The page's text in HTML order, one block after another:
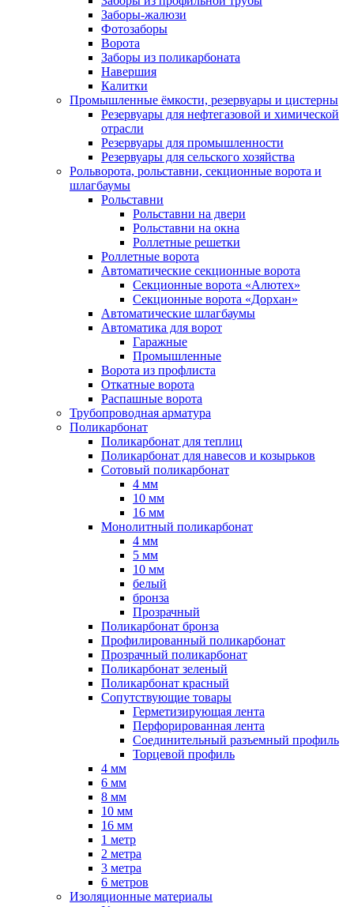
Заборы-жалюзи
Фотозаборы
Ворота
Заборы из поликарбоната
Навершия
Калитки
Промышленные ёмкости, резервуары и цистерны
Резервуары для нефтегазовой и химической
отрасли
Резервуары для промышленности
Резервуары для сельского хозяйства
Рольворота, рольставни, секционные ворота и
шлагбаумы
Рольставни
Рольставни на двери
Рольставни на окна
Роллетные решетки
Роллетные ворота
Автоматические секционные ворота
Секционные ворота «Алютех»
Секционные ворота «Дорхан»
Автоматические шлагбаумы
Автоматика для ворот
Гаражные
Промышленные
Ворота из профлиста
Откатные ворота
Распашные ворота
Трубопроводная арматура
Поликарбонат
Поликарбонат для теплиц
Поликарбонат для навесов и козырьков
Сотовый поликарбонат
4 мм
10 мм
16 мм
Монолитный поликарбонат
4 мм
5 мм
10 мм
белый
бронза
Прозрачный
Поликарбонат бронза
Профилированный поликарбонат
Прозрачный поликарбонат
Поликарбонат зеленый
Поликарбонат красный
Сопутствующие товары
Герметизирующая лента
Перфорированная лента
Соединительный разъемный профиль
Торцевой профиль
4 мм
6 мм
8 мм
10 мм
16 мм
1 метр
2 метра
3 метра
6 метров
Изоляционные материалы